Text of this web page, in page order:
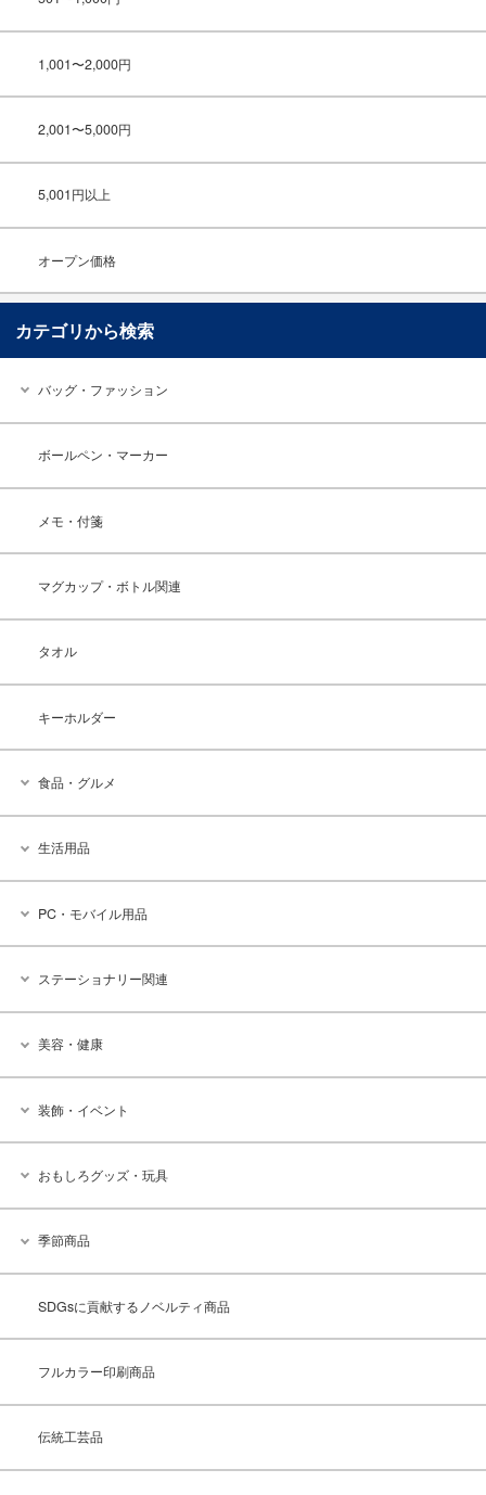
1,001〜2,000円
2,001〜5,000円
5,001円以上
オープン価格
カテゴリから検索
バッグ・ファッション
ボールペン・マーカー
メモ・付箋
マグカップ・ボトル関連
タオル
キーホルダー
食品・グルメ
生活用品
PC・モバイル用品
ステーショナリー関連
美容・健康
装飾・イベント
おもしろグッズ・玩具
季節商品
SDGsに貢献するノベルティ商品
フルカラー印刷商品
伝統工芸品